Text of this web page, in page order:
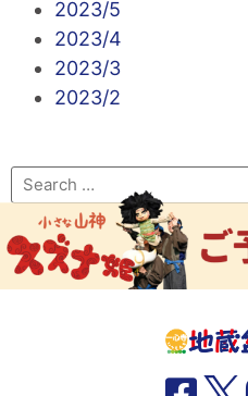
2023/5
2023/4
2023/3
2023/2